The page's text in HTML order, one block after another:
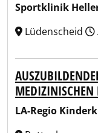
Sportklinik
Lüdenscheid
MEDIZINISCHEN
LA-Regio